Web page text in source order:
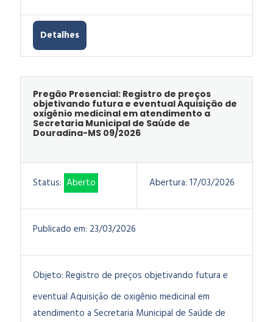
Detalhes
Pregão Presencial: Registro de preços
objetivando futura e eventual Aquisição de
oxigênio medicinal em atendimento a
Secretaria Municipal de Saúde de
Douradina-MS 09/2026
Status: Aberto Abertura: 17/03/2026
Publicado em: 23/03/2026
Objeto: Registro de preços objetivando futura e
eventual Aquisição de oxigênio medicinal em
atendimento a Secretaria Municipal de Saúde de